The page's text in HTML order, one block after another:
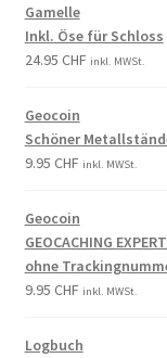
Gamelle
Inkl. Öse für Schloss
24.95 CHF inkl. MWSt.
Geocoin
Schöner
9.95 CHF inkl. MWSt.
Geocoin
GEOCACHING
ohne
9.95 CHF inkl. MWSt.
Logbuch